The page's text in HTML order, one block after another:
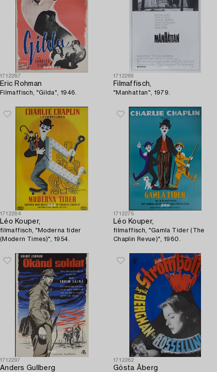
1712287
Eric Rohman
Filmaffisch, "Gilda", 1946.
1712299
Filmaffisch,
"Manhattan", 1979.
1712284
Léo Kouper,
filmaffisch, "Moderna tider
(Modern Times)", 1954.
1712275
Léo Kouper,
filmaffisch, "Gamla Tider (The
Chaplin Revue)", 1960.
1712297
Anders Gullberg
1712282
Gösta Åberg